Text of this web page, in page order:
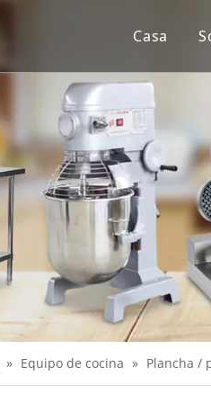
Casa
» Equipo de cocina » Plancha /